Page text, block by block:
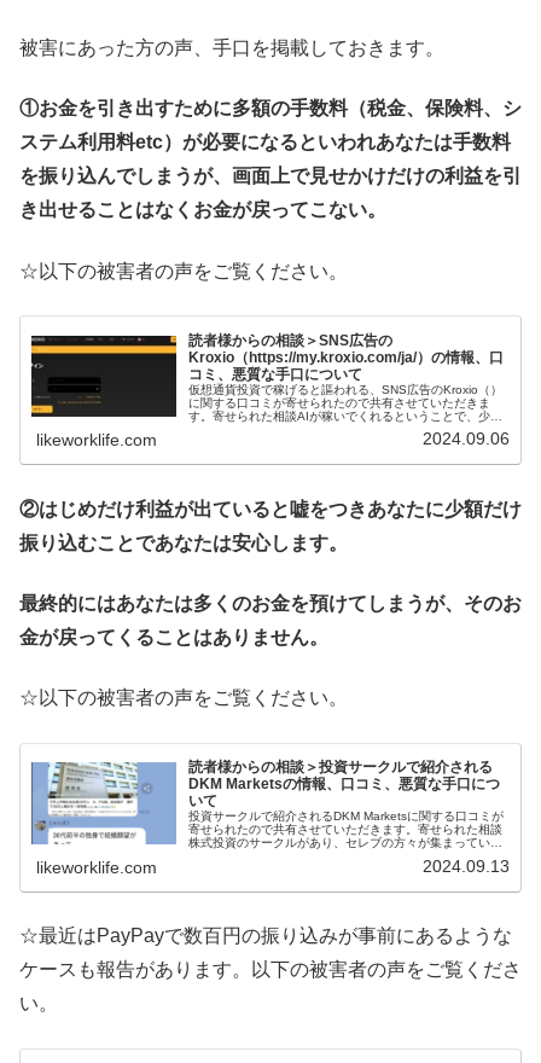
被害にあった方の声、手口を掲載しておきます。
①お金を引き出すために多額の手数料（税金、保険料、シ
ステム利用料etc）が必要になるといわれあなたは手数料
を振り込んでしまうが、画面上で見せかけだけの利益を引
き出せることはなくお金が戻ってこない。
☆以下の被害者の声をご覧ください。
読者様からの相談＞SNS広告の
Kroxio（https://my.kroxio.com/ja/）の情報、口
コミ、悪質な手口について
仮想通貨投資で稼げると謳われる、SNS広告のKroxio（）
に関する口コミが寄せられたので共有させていただきま
す。寄せられた相談AIが稼いでくれるということで、少額
likeworklife.com 2024.09.06
②はじめだけ利益が出ていると嘘をつきあなたに少額だけ
振り込むことであなたは安心します。
最終的にはあなたは多くのお金を預けてしまうが、そのお
金が戻ってくることはありません。
☆以下の被害者の声をご覧ください。
読者様からの相談＞投資サークルで紹介される
DKM Marketsの情報、口コミ、悪質な手口につ
いて
投資サークルで紹介されるDKM Marketsに関する口コミが
寄せられたので共有させていただきます。寄せられた相談
株式投資のサークルがあり、セレブの方々が集まっている
likeworklife.com 2024.09.13
☆最近はPayPayで数百円の振り込みが事前にあるような
ケースも報告があります。以下の被害者の声をご覧くださ
い。